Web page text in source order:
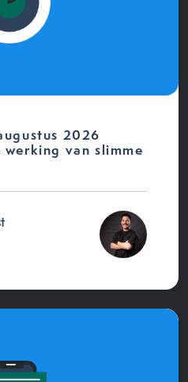
2026
van slimme